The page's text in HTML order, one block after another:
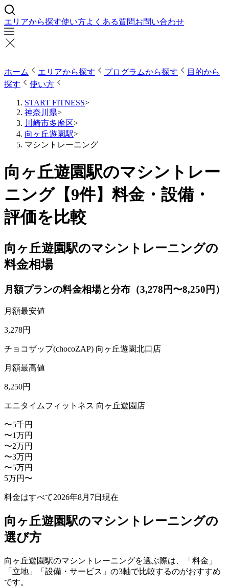
エリアから探す使い方よくある質問お問い合わせ
ホーム エリアから探す プログラムから探す
目的から
探す
使い方
START FITNESS>
神奈川県>
川崎市多摩区>
向ヶ丘遊園駅>
マシントレーニング
向ヶ丘遊園駅のマシントレー
ニング【9件】料金・設備・
評価を比較
向ヶ丘遊園駅のマシントレーニングの
料金相場
月額プランの料金相場と分布（3,278円〜8,250円）
月額最安値
3,278円
チョコザップ(chocoZAP) 向ヶ丘遊園北口店
月額最高値
8,250円
エニタイムフィットネス 向ヶ丘遊園店
〜5千円
〜1万円
〜2万円
〜3万円
〜5万円
5万円〜
料金はすべて2026年8月7日 現在
向ヶ丘遊園駅のマシントレーニングの
選び方
向ヶ丘遊園駅のマシントレーニングを選ぶ際は、「料金」
「立地」「設備・サービス」の3軸で比較するのがおすすめ
です。